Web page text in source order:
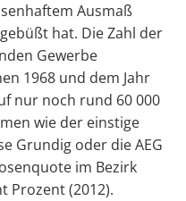
Ausmaß
hat. Die Zahl der
Gewerbe
1968 und dem Jahr
nur noch rund 60 000
wie der einstige
Grundig oder die AEG
im Bezirk
Prozent (2012).